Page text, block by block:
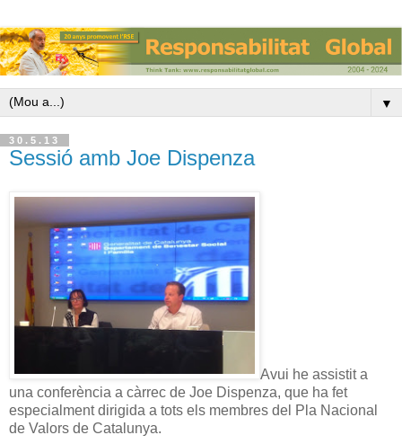
▼
30.5.13
Sessió amb Joe Dispenza
Avui he assistit a
una conferència a càrrec de Joe Dispenza, que ha fet
especialment dirigida a tots els membres del Pla Nacional
de Valors de Catalunya.